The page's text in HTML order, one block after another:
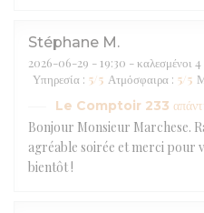
Stéphane M
2026-06-29 - 19:30 - καλεσμένοι 4
Υπηρεσία : 5/5 Ατμόσφαιρα : 5/5
Le Comptoir 233
Bonjour Monsieur Marchese.
agréable soirée et merci pour
bientôt !